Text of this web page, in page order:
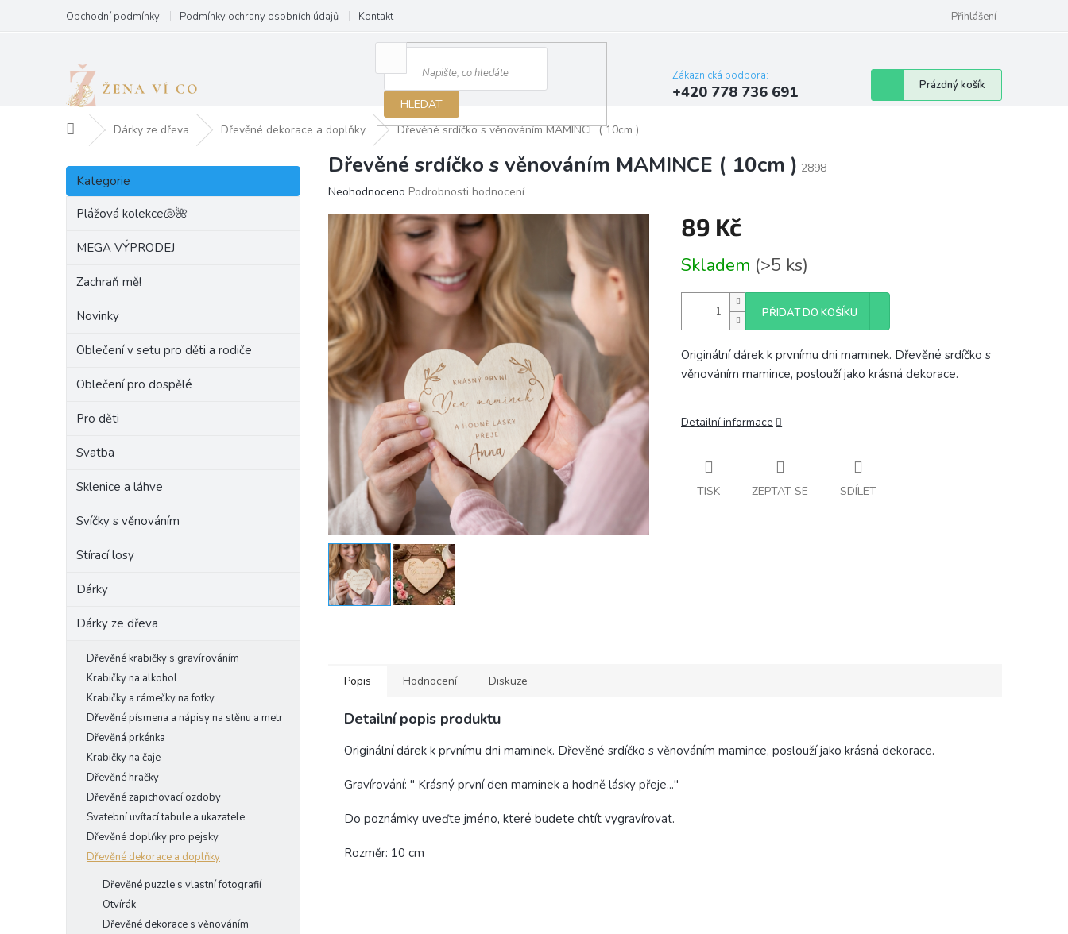
obsah
Obchodní podmínky Podmínky ochrany osobních údajů Kontakt Přihlášení
HLEDAT
Zákaznická podpora:
+420 778 736 691
Nákupní
košík
Prázdný košík
Domů Dárky ze dřeva Dřevěné dekorace a doplňky Dřevěné srdíčko s věnováním MAMINCE ( 10cm )
P
s
Přeskočit
kategorie
Kategorie
Plážová kolekce🐚🌺
MEGA VÝPRODEJ
Zachraň mě!
Novinky
Oblečení v setu pro děti a rodiče
Oblečení pro dospělé
Pro děti
Svatba
Sklenice a láhve
Svíčky s věnováním
Stírací losy
Dárky
Dárky ze dřeva
Dřevěné krabičky s gravírováním
Krabičky na alkohol
Krabičky a rámečky na fotky
Dřevěné písmena a nápisy na stěnu a metr
Dřevěná prkénka
Krabičky na čaje
Dřevěné hračky
Dřevěné zapichovací ozdoby
Svatební uvítací tabule a ukazatele
Dřevěné doplňky pro pejsky
Dřevěné dekorace a doplňky
Dřevěné puzzle s vlastní fotografií
Otvírák
Dřevěné dekorace s věnováním
Dřevěné srdíčko s věnováním MAMINCE ( 10cm ) 2898
Průměrné
produktu
0,0
hvězdiček.
Neohodnoceno Podrobnosti hodnocení
89 Kč
cena:
Skladem (>5 ks)
PŘIDAT DO KOŠÍKU
Originální dárek k prvnímu dni maminek. Dřevěné srdíčko s
věnováním mamince, poslouží jako krásná dekorace.
Detailní informace
TISK ZEPTAT SE SDÍLET
Popis Hodnocení Diskuze
Detailní popis produktu
Originální dárek k prvnímu dni maminek. Dřevěné srdíčko s věnováním mamince, poslouží jako krásná dekorace.
Gravírování: " Krásný první den maminek a hodně lásky přeje..."
Do poznámky uveďte jméno, které budete chtít vygravírovat.
Rozměr: 10 cm